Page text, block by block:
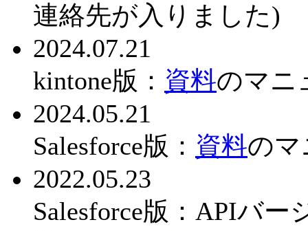
連絡先が入りました)
2024.07.21
kintone版： 資料のマニ
2024.05.21
Salesforce版： 資料のマ
2022.05.23
Salesforce版：APIバ